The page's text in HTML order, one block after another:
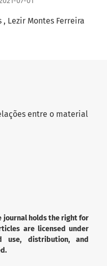
Lezir Montes Ferreira
entre o material
journal holds the right for
are licensed under
use, distribution, and